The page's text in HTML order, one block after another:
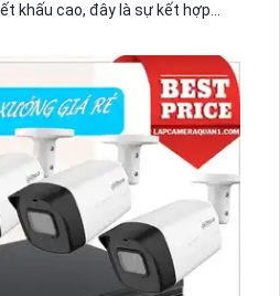
khấu cao, đây là sự kết hợp
đêm, giúp quan sát rõ ràng
độ phân giải hình ảnh 2.0 MP, sản
nét. Đặc biệt, thiết kế nhỏ gọn
không gian văn phòng hoặc gia